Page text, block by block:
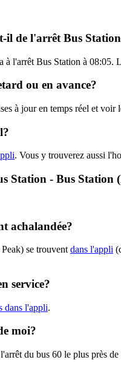
il de l'arrêt Bus
l'arrêt Bus Station à
ou en avance?
à jour en temps réel et
. Vous y trouverez aussi
Station - Bus Station
achalandée?
se trouvent dans l'appli
service?
dans l'appli.
moi?
du bus 60 le plus près de